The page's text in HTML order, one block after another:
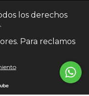
los derechos
Para reclamos